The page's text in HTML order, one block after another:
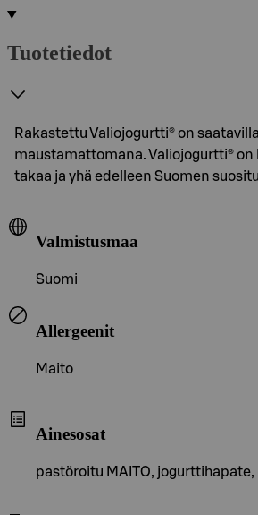
Tuotetiedot
Rakastettu Valiojogurtti® on
maustamattomana. Valiojogurtti® on
takaa ja yhä edelleen Suomen
Valmistusmaa
Suomi
Allergeenit
Maito
Ainesosat
pastöroitu MAITO,